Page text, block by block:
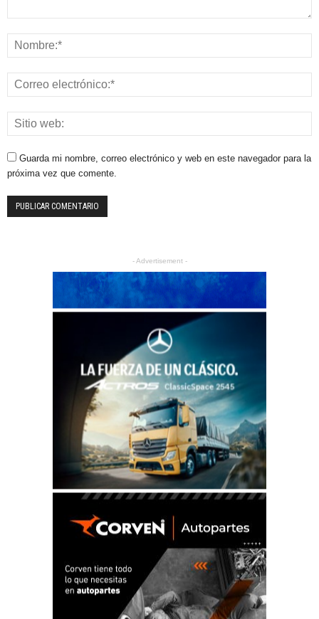
Guarda mi nombre, correo electrónico y web en este navegador para la
próxima vez que comente.
- Advertisement -